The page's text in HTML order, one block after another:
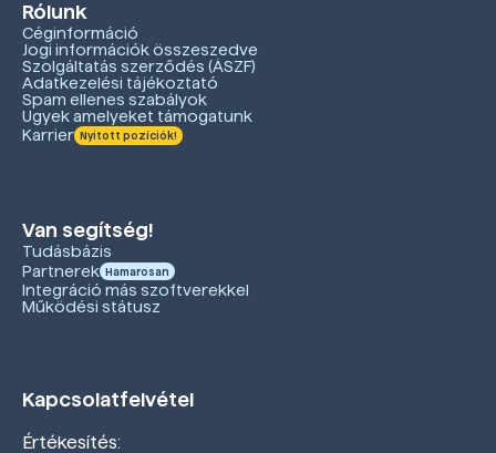
Rólunk
Céginformáció
Jogi információk összeszedve
Szolgáltatás szerződés (ÁSZF)
Adatkezelési tájékoztató
Spam ellenes szabályok
Ügyek amelyeket támogatunk
Karrier Nyitott pozíciók!
Van segítség!
Tudásbázis
Partnerek Hamarosan
Integráció más szoftverekkel
Működési státusz
Kapcsolatfelvétel
Értékesítés: